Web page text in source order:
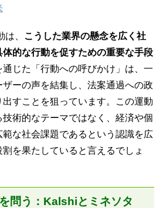
、
こうした業界の懸念を広く社
的な行動を促すための重要な手段
じた「行動への呼びかけ」は、一
ーの声を結集し、法案通過への政
すことを狙っています。この運動
術的なテーマではなく、経済や個
範な社会課題であるという認識を広
を果たしていると言えるでしょ
問う：Kalshiとミネソタ